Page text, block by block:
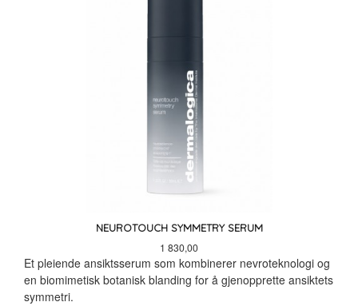
NEUROTOUCH SYMMETRY SERUM
Pris
1 830,00
Et pleiende ansiktsserum som kombinerer nevroteknologi og
en biomimetisk botanisk blanding for å gjenopprette ansiktets
symmetri.